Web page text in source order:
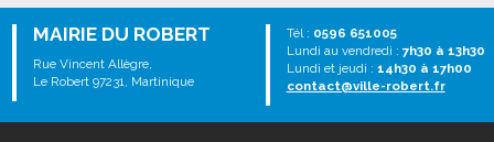
MAIRIE DU ROBERT
Rue Vincent Allègre,
Le Robert 97231, Martinique
Tél : 0596 651005
Lundi au vendredi : 7h30 à 13h30
Lundi et jeudi : 14h30 à 17h00
contact@ville-robert.fr